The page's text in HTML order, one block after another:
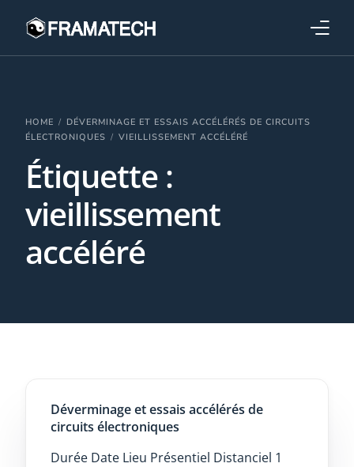
HOME
DÉVERMINAGE ET ESSAIS ACCÉLÉRÉS DE CIRCUITS
ÉLECTRONIQUES
VIEILLISSEMENT ACCÉLÉRÉ
Étiquette :
vieillissement
accéléré
Déverminage et essais accélérés de
circuits électroniques
Durée Date Lieu Présentiel Distanciel 1
Formations
Performance électronique
Stratégies industrielles